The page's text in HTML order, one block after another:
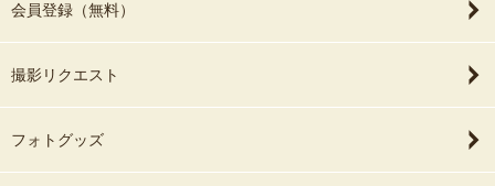
会員登録（無料）
撮影リクエスト
フォトグッズ